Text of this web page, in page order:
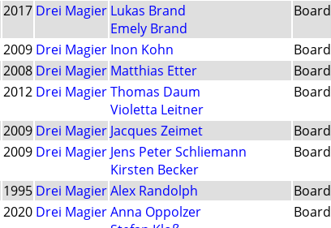
2017 Drei Magier Lukas Brand
Emely Brand
Board
2009 Drei Magier Inon Kohn
Board
2008 Drei Magier Matthias Etter
Board
2012 Drei MagierThomas Daum
Violetta Leitner
Board
2009 Drei Magier Jacques Zeimet
Board
2009 Drei Magier Jens Peter Schliemann
Kirsten Becker
Board
1995 Drei MagierAlex Randolph
Board
2020 Drei MagierAnna Oppolzer
Board